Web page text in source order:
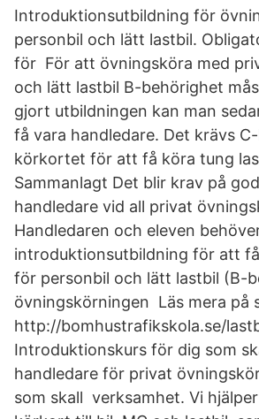
Introduktionsutbildning för
personbil och lätt lastbil.
för För att övningsköra med
och lätt lastbil B-behörighet
gjort utbildningen kan man
få vara handledare. Det krävs
körkortet för att få köra tung
Sammanlagt Det blir krav på
handledare vid all privat
Handledaren och eleven
introduktionsutbildning för att
för personbil och lätt lastbil (B-
övningskörningen Läs mera på
http://bomhustrafikskola.se/
Introduktionskurs för dig som
handledare för privat
som skall verksamhet. Vi